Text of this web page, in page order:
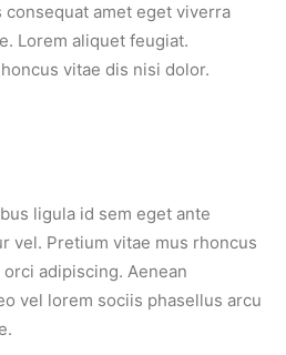
amet eget viverra
Lorem aliquet feugiat.
vitae dis nisi dolor.
ligula id sem eget ante
vel. Pretium vitae mus rhoncus
adipiscing. Aenean
vel lorem sociis phasellus arcu